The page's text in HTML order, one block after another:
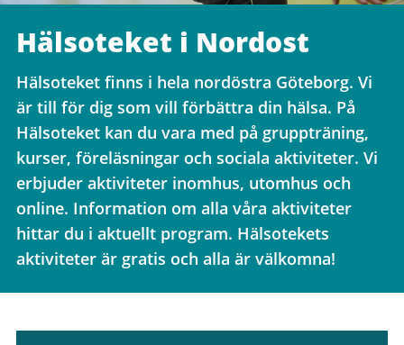
Hälsoteket i Nordost
Hälsoteket finns i hela nordöstra Göteborg. Vi
är till för dig som vill förbättra din hälsa. På
Hälsoteket kan du vara med på gruppträning,
kurser, föreläsningar och sociala aktiviteter. Vi
erbjuder aktiviteter inomhus, utomhus och
online. Information om alla våra aktiviteter
hittar du i aktuellt program. Hälsotekets
aktiviteter är gratis och alla är välkomna!